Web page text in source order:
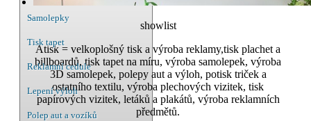
showlist
Atisk = velkoplošný tisk a výroba reklamy,tisk plachet a
billboardů, tisk tapet na míru, výroba samolepek, výroba
3D samolepek, polepy aut a výloh, potisk triček a
ostatního textilu, výroba plechových vizitek, tisk
papírových vizitek, letáků a plakátů, výroba reklamních
předmětů.
Samolepky
Tisk tapet
Reklamní cedule
Lepení výloh
Polep aut a vozíků